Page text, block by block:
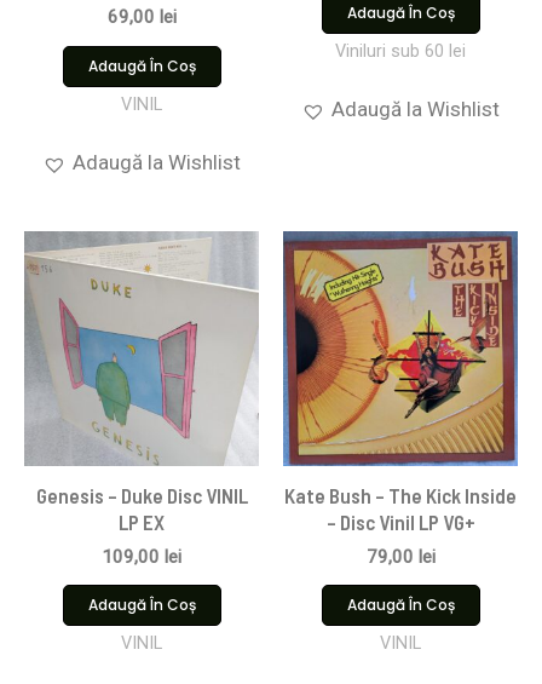
69,00 lei
Adaugă În Coș
VINIL
Adaugă la Wishlist
Adaugă În Coș
Viniluri sub 60 lei
Adaugă la Wishlist
Genesis – Duke Disc VINIL
LP EX
109,00 lei
Adaugă În Coș
VINIL
Kate Bush – The Kick Inside
– Disc Vinil LP VG+
79,00 lei
Adaugă În Coș
VINIL